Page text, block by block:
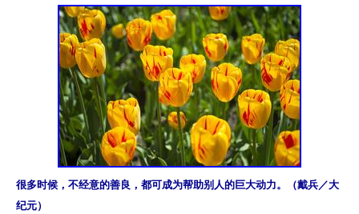
很多时候，不经意的善良，都可成为帮助别人的巨大动力。（戴兵／大
纪元）